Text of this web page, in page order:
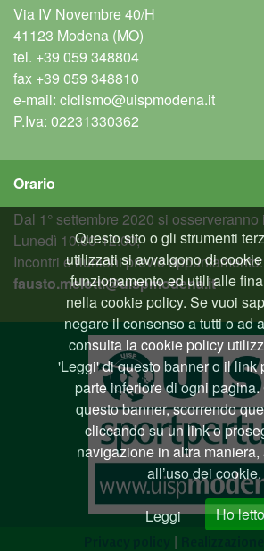
Via IV Novembre 40/H
41123 Modena (MO)
tel. +39 059 348804
fax +39 059 348810
e-mail: ciclismo@uispmodena.it
P.Iva: 02231330362
Orario
Dal 1° settembre 2020 si
Lunedì 10:00-12:00;
Incontri e riunioni previo
fausto.melotti@uispmodena.it
|
Questo sito o gli strumenti
utilizzati si avvalgono di
funzionamento ed utili alle
nella cookie policy. Se vuoi
negare il consenso a tutti o ad
consulta la cookie policy
'Leggi' di questo banner o il link
parte inferiore di ogni
questo banner, scorrendo
cliccando su un link o
navigazione in altra
all’uso dei cookie.
Leggi Ho letto